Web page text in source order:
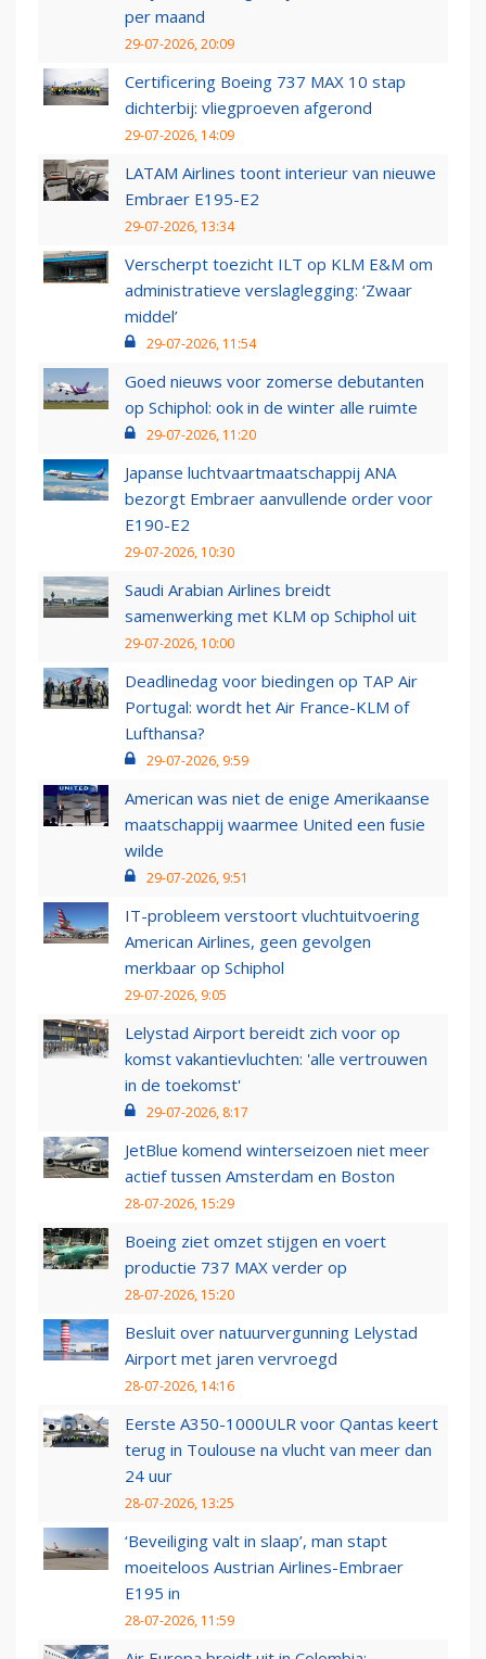
per maand
29-07-2026, 20:09
Certificering Boeing 737 MAX 10 stap
dichterbij: vliegproeven afgerond
29-07-2026, 14:09
LATAM Airlines toont interieur van nieuwe
Embraer E195-E2
29-07-2026, 13:34
Verscherpt toezicht ILT op KLM E&M om
administratieve verslaglegging: ‘Zwaar
middel’
29-07-2026, 11:54
Goed nieuws voor zomerse debutanten
op Schiphol: ook in de winter alle ruimte
29-07-2026, 11:20
Japanse luchtvaartmaatschappij ANA
bezorgt Embraer aanvullende order voor
E190-E2
29-07-2026, 10:30
Saudi Arabian Airlines breidt
samenwerking met KLM op Schiphol uit
29-07-2026, 10:00
Deadlinedag voor biedingen op TAP Air
Portugal: wordt het Air France-KLM of
Lufthansa?
29-07-2026, 9:59
American was niet de enige Amerikaanse
maatschappij waarmee United een fusie
wilde
29-07-2026, 9:51
IT-probleem verstoort vluchtuitvoering
American Airlines, geen gevolgen
merkbaar op Schiphol
29-07-2026, 9:05
Lelystad Airport bereidt zich voor op
komst vakantievluchten: 'alle vertrouwen
in de toekomst'
29-07-2026, 8:17
JetBlue komend winterseizoen niet meer
actief tussen Amsterdam en Boston
28-07-2026, 15:29
Boeing ziet omzet stijgen en voert
productie 737 MAX verder op
28-07-2026, 15:20
Besluit over natuurvergunning Lelystad
Airport met jaren vervroegd
28-07-2026, 14:16
Eerste A350-1000ULR voor Qantas keert
terug in Toulouse na vlucht van meer dan
24 uur
28-07-2026, 13:25
‘Beveiliging valt in slaap’, man stapt
moeiteloos Austrian Airlines-Embraer
E195 in
28-07-2026, 11:59